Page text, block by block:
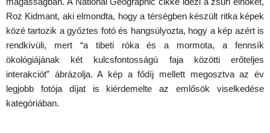
Roz Kidmant, aki elmondta, hogy a térségben készült ritka képek
közé tartozik a győztes fotó és hangsúlyozta, hogy a kép azért is
rendkívüli, mert “a tibeti róka és a mormota, a fennsík
ökológiájának két kulcsfontosságú faja közötti erőteljes
interakciót” ábrázolja. A kép a fődíj mellett megosztva az év
legjobb fotója díjat is kiérdemelte az emlősök viselkedése
kategóriában.